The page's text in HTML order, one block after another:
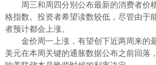
周三和周四分别公布最新的消费者价
格指数。投资者希望读数较低，尽管由于
者预计都会上涨。
金价周一上涨，有望创下近两周来的
美元在本周关键的通胀数据公布之前回落